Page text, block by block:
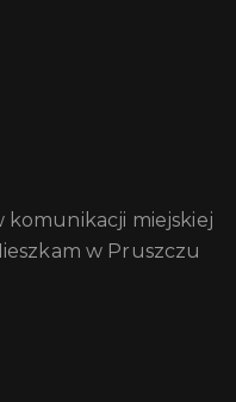
komunikacji miejskiej
w Pruszczu